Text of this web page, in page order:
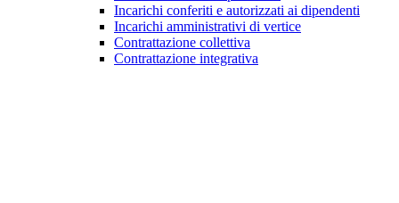
Incarichi conferiti e autorizzati ai dipendenti
Incarichi amministrativi di vertice
Contrattazione collettiva
Contrattazione integrativa